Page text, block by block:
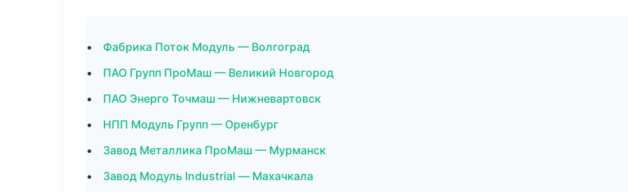
Фабрика Поток Модуль — Волгоград
ПАО Групп ПроМаш — Великий Новгород
ПАО Энерго Точмаш — Нижневартовск
НПП Модуль Групп — Оренбург
Завод Металлика ПроМаш — Мурманск
Завод Модуль Industrial — Махачкала